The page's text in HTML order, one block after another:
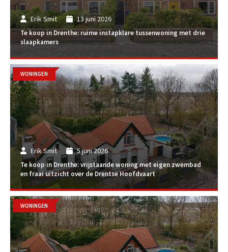
Erik Smit 13 juni 2026
Te koop in Drenthe: ruime instapklare tussenwoning met drie
slaapkamers
Erik Smit 5 juni 2026
Te koop in Drenthe: vrijstaande woning met eigen zwembad
en fraai uitzicht over de Drentse Hoofdvaart
WONINGEN
WONINGEN